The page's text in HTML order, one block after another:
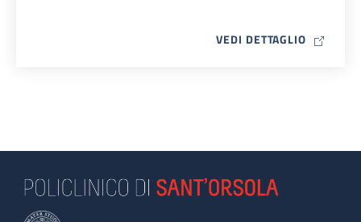
VEDI DETTAGLIO MAP ICON